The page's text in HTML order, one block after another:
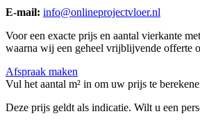
E-mail: info@onlineprojectvloer.nl
Voor een exacte prijs en aantal vierkante
waarna wij een geheel vrijblijvende offerte
Afspraak maken
Vul het aantal m² in om uw prijs te
Deze prijs geldt als indicatie. Wilt u een